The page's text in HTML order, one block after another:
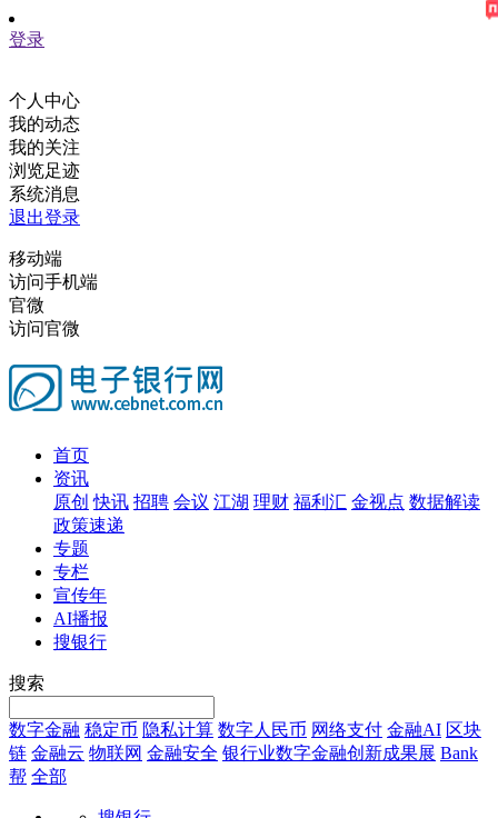
登录
个人中心
我的动态
我的关注
浏览足迹
系统消息
退出登录
移动端
访问手机端
官微
访问官微
首页
资讯
原创 快讯 招聘 会议 江湖 理财 福利汇 金视点 数据解读
政策速递
专题
专栏
宣传年
AI播报
搜银行
搜索
数字金融 稳定币 隐私计算 数字人民币 网络支付 金融AI 区块
链 金融云 物联网 金融安全 银行业数字金融创新成果展 Bank
帮 全部